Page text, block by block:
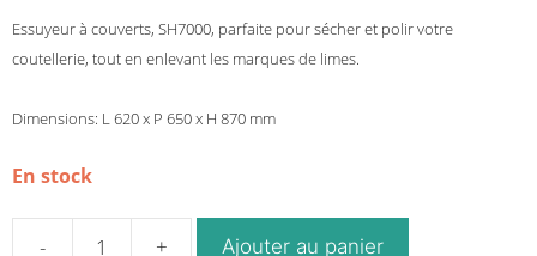
Essuyeur à couverts, SH7000, parfaite pour sécher et polir votre
coutellerie, tout en enlevant les marques de limes.
Dimensions: L 620 x P 650 x H 870 mm
En stock
Ajouter au panier